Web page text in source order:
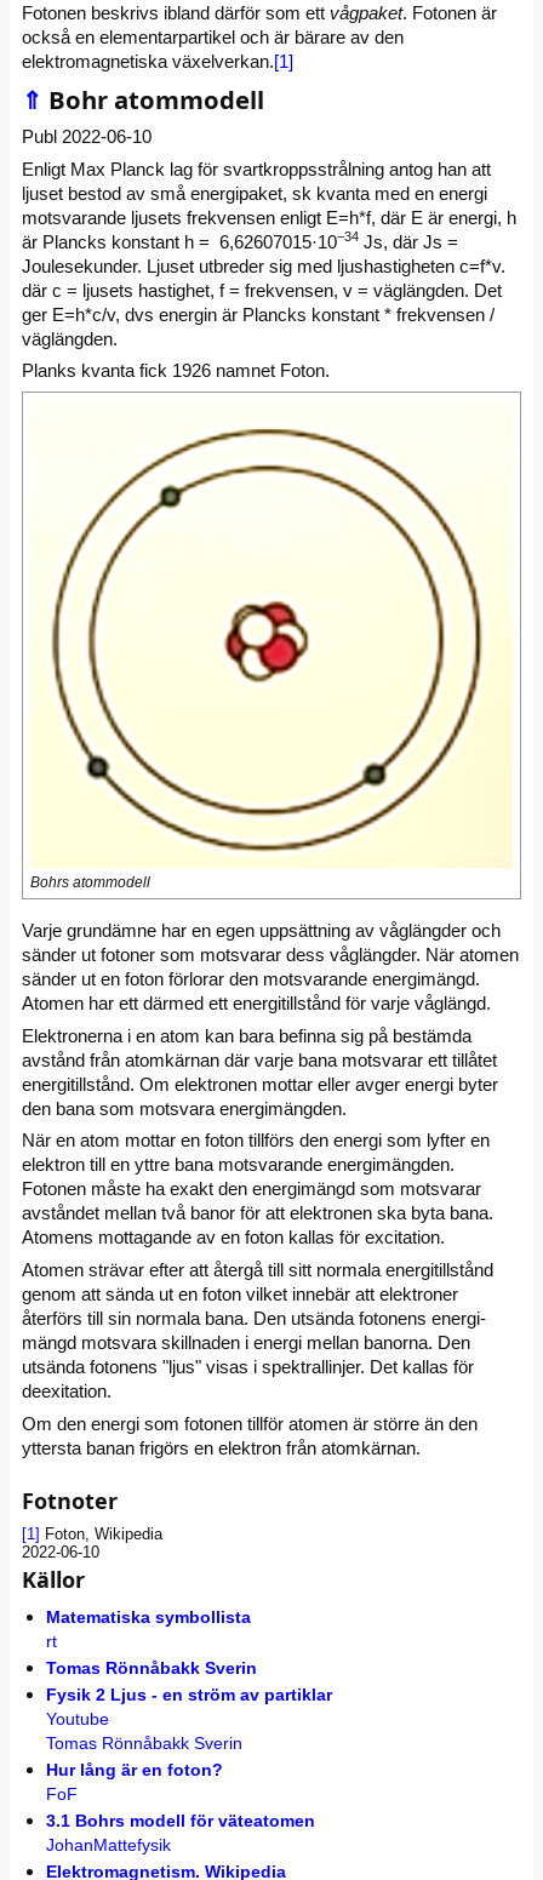
Fotonen beskrivs ibland därför som ett vågpaket. Fotonen är
också en elementarpartikel och är bärare av den
elektromagnetiska växelverkan.[1]
⇑ Bohr atommodell
Publ 2022-06-10
Enligt Max Planck lag för svart­kroppsstrålning antog han att
ljuset bestod av små energipaket, sk kvanta med en energi
motsvarande ljusets frekvensen enligt E=h*f, där E är energi, h
är Plancks konstant h = 6,62607015·10−34 Js, där Js =
Joulesekunder. Ljuset utbreder sig med ljushastigheten c=f*v.
där c = ljusets hastighet, f = frekvensen, v = väglängden. Det
ger E=h*c/v, dvs energin är Plancks konstant * frekvensen /
väglängden.
Planks kvanta fick 1926 namnet Foton.
Bohrs atommodell
Varje grundämne har en egen uppsättning av våglängder och
sänder ut fotoner som motsvarar dess våglängder. När atomen
sänder ut en foton förlorar den motsvarande energimängd.
Atomen har ett därmed ett energitillstånd för varje våglängd.
Elektronerna i en atom kan bara befinna sig på bestämda
avstånd från atomkärnan där varje bana motsvarar ett tillåtet
energitillstånd. Om elektronen mottar eller avger energi byter
den bana som motsvara energimängden.
När en atom mottar en foton tillförs den energi som lyfter en
elektron till en yttre bana motsvarande energimängden.
Fotonen måste ha exakt den energi­mängd som motsvarar
avståndet mellan två banor för att elektronen ska byta bana.
Atomens mottagande av en foton kallas för excitation.
Atomen strävar efter att återgå till sitt normala energitillstånd
genom att sända ut en foton vilket innebär att elektroner
återförs till sin normala bana. Den utsända fotonens energi­
mängd motsvara skillnaden i energi mellan banorna. Den
utsända fotonens "ljus" visas i spektrallinjer. Det kallas för
deexitation.
Om den energi som fotonen tillför atomen är större än den
yttersta banan frigörs en elektron från atomkärnan.
Fotnoter
[1] Foton, Wikipedia
2022-06-10
Källor
Matematiska symbollista
rt
Tomas Rönnåbakk Sverin
Fysik 2 Ljus - en ström av partiklar
Youtube
Tomas Rönnåbakk Sverin
Hur lång är en foton?
FoF
3.1 Bohrs modell för väteatomen
JohanMattefysik
Elektromagnetism. Wikipedia